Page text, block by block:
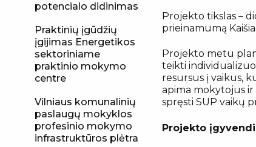
potencialo didinimas
Praktinių įgūdžių
įgijimas Energetikos
sektoriniame
praktinio mokymo
centre
Vilniaus komunalinių
paslaugų mokyklos
profesinio mokymo
infrastruktūros plėtra
Projekto tikslas –
prieinamumą
Projekto metu
teikti
resursus į vaikus,
apima mokytojus
spręsti SUP vaikų
Projekto